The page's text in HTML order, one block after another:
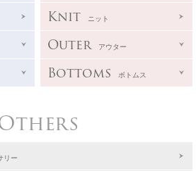
Knit ニット
Outer アウター
Bottoms ボトムス
リー